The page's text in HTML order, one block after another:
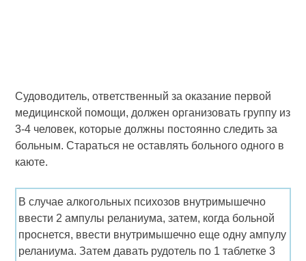
Судоводитель, ответственный за оказание первой
медицинской помощи, должен организовать группу из
3-4 человек, которые должны постоянно следить за
больным. Стараться не оставлять больного одного в
каюте.
В случае алкогольных психозов внутримышечно
ввести 2 ампулы реланиума, затем, когда больной
проснется, ввести внутримышечно еще одну ампулу
реланиума. Затем давать рудотель по 1 таблетке 3